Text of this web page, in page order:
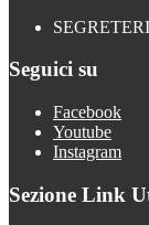
Seguici su
Facebook
Youtube
Instagram
Sezione Link